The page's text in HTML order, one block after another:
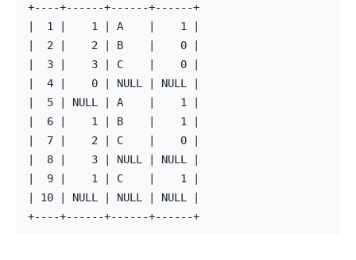
+----+------+------+------+
|  1 |    1 | A    |    1 |
|  2 |    2 | B    |    0 |
|  3 |    3 | C    |    0 |
|  4 |    0 | NULL | NULL |
|  5 | NULL | A    |    1 |
|  6 |    1 | B    |    1 |
|  7 |    2 | C    |    0 |
|  8 |    3 | NULL | NULL |
|  9 |    1 | C    |    1 |
| 10 | NULL | NULL | NULL |
+----+------+------+------+